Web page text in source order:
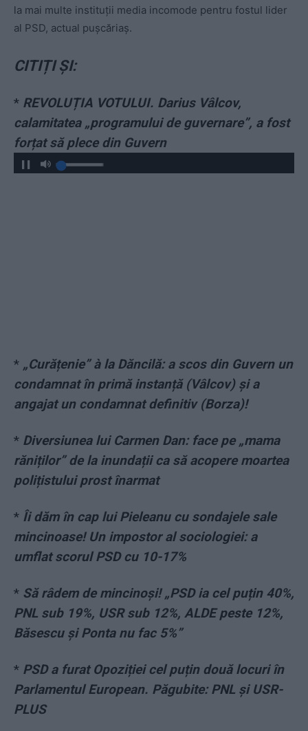
la mai multe instituții media incomode pentru fostul lider
al PSD, actual pușcăriaș.
CITIȚI ȘI:
* REVOLUȚIA VOTULUI. Darius Vâlcov,
calamitatea „programului de guvernare”, a fost
forțat să plece din Guvern
* „Curățenie” à la Dăncilă: a scos din Guvern un
condamnat în primă instanță (Vâlcov) și a
angajat un condamnat definitiv (Borza)!
* Diversiunea lui Carmen Dan: face pe „mama
răniților” de la inundații ca să acopere moartea
polițistului prost înarmat
* Îi dăm în cap lui Pieleanu cu sondajele sale
mincinoase! Un impostor al sociologiei: a
umflat scorul PSD cu 10-17%
* Să râdem de mincinoși! „PSD ia cel puțin 40%,
PNL sub 19%, USR sub 12%, ALDE peste 12%,
Băsescu și Ponta nu fac 5%”
* PSD a furat Opoziției cel puțin două locuri în
Parlamentul European. Păgubite: PNL și USR-
PLUS